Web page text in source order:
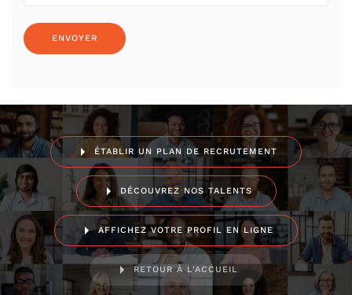
ÉTABLIR UN PLAN DE RECRUTEMENT
DÉCOUVREZ NOS TALENTS
AFFICHEZ VOTRE PROFIL EN LIGNE
RETOUR À L'ACCUEIL